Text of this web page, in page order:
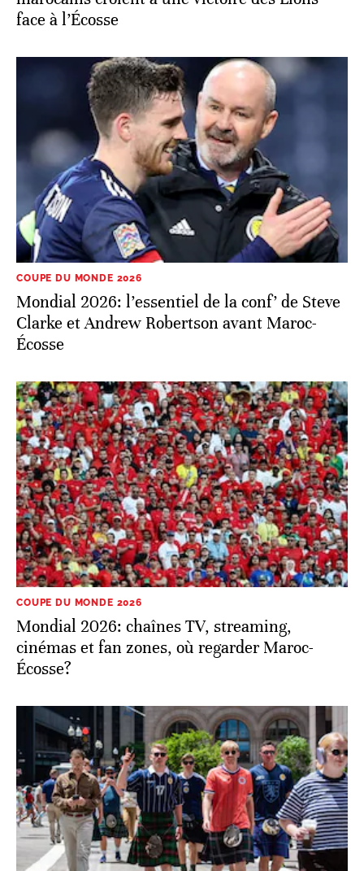
face à l’Écosse
COUPE DU MONDE 2026
Mondial 2026: l’essentiel de la conf’ de Steve
Clarke et Andrew Robertson avant Maroc-
Écosse
COUPE DU MONDE 2026
Mondial 2026: chaînes TV, streaming,
cinémas et fan zones, où regarder Maroc-
Écosse?